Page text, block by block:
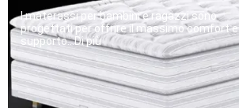
I materassi per bambini e ragazzi sono
progettati per offrire il massimo comfort e
supporto...Di più